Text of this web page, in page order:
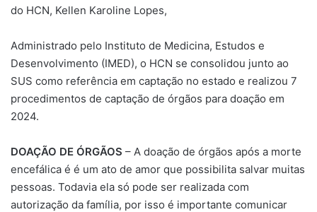
do HCN, Kellen Karoline Lopes,
Administrado pelo Instituto de Medicina, Estudos e
Desenvolvimento (IMED), o HCN se consolidou junto ao
SUS como referência em captação no estado e realizou 7
procedimentos de captação de órgãos para doação em
2024.
DOAÇÃO DE ÓRGÃOS – A doação de órgãos após a morte
encefálica é é um ato de amor que possibilita salvar muitas
pessoas. Todavia ela só pode ser realizada com
autorização da família, por isso é importante comunicar